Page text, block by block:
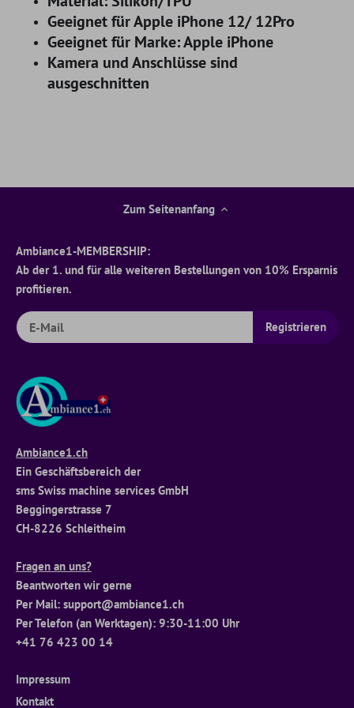
Geeignet für Apple iPhone 12/ 12Pro
Geeignet für Marke: Apple iPhone
Kamera und Anschlüsse sind
ausgeschnitten
Zum Seitenanfang
Ambiance1-MEMBERSHIP:
Ab der 1. und für alle weiteren Bestellungen von 10% Ersparnis
profitieren.
Ambiance1.ch
Ein Geschäftsbereich der
sms Swiss machine services GmbH
Beggingerstrasse 7
CH-8226 Schleitheim
Fragen an uns?
Beantworten wir gerne
Per Mail: support@ambiance1.ch
Per Telefon (an Werktagen): 9:30-11:00 Uhr
+41 76 423 00 14
Impressum
Kontakt